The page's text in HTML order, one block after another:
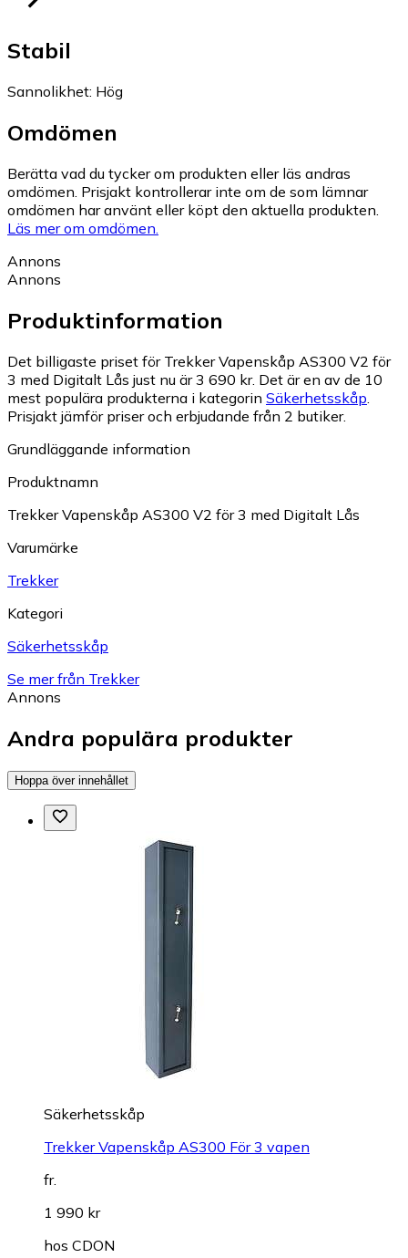
Stabil
Sannolikhet: Hög
Omdömen
Berätta vad du tycker om produkten eller läs andras
omdömen. Prisjakt kontrollerar inte om de som lämnar
omdömen har använt eller köpt den aktuella produkten.
Läs mer om omdömen.
Annons
Annons
Produktinformation
Det billigaste priset för Trekker Vapenskåp AS300 V2 för
3 med Digitalt Lås just nu är 3 690 kr. Det är en av de 10
mest populära produkterna i kategorin Säkerhetsskåp
Prisjakt jämför priser och erbjudande från 2 butiker.
Grundläggande information
Produktnamn
Trekker Vapenskåp AS300 V2 för 3 med Digitalt Lås
Varumärke
Trekker
Kategori
Säkerhetsskåp
Se mer från Trekker
Annons
Andra populära produkter
Hoppa över innehållet
Säkerhetsskåp
Trekker Vapenskåp AS300 För 3 vapen
fr.
1 990 kr
hos CDON